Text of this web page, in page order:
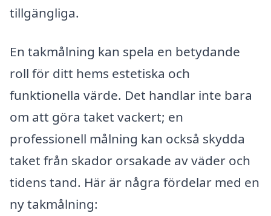
tillgängliga.
En takmålning kan spela en betydande
roll för ditt hems estetiska och
funktionella värde. Det handlar inte bara
om att göra taket vackert; en
professionell målning kan också skydda
taket från skador orsakade av väder och
tidens tand. Här är några fördelar med en
ny takmålning: